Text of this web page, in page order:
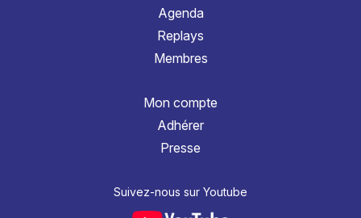
Agenda
Replays
Membres
Mon compte
Adhérer
Presse
Suivez-nous sur Youtube